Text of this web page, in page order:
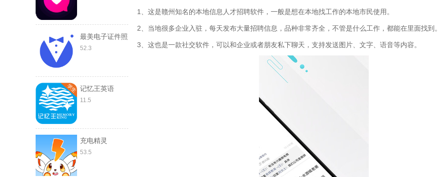
最美电子证件照
52.3
记忆王英语
11.5
充电精灵
53.5
1、这是赣州知名的本地信息人才招聘软件，一般是想在本地找工作的本地市民使用。
2、当地很多企业入驻，每天发布大量招聘信息，品种非常齐全，不管是什么工作，都能在里面找到。
3、这也是一款社交软件，可以和企业或者朋友私下聊天，支持发送图片、文字、语音等内容。